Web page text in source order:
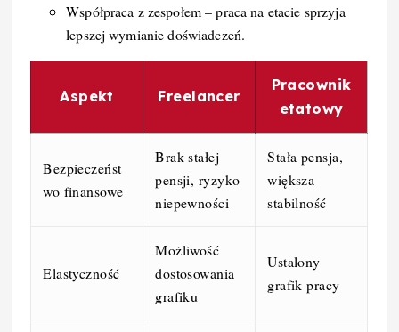
Współpraca z zespołem – praca na etacie sprzyja
lepszej wymianie doświadczeń.
Aspekt Freelancer
Pracownik
etatowy
Bezpieczeńst
wo finansowe
Brak stałej
pensji, ryzyko
niepewności
Stała pensja,
większa
stabilność
Elastyczność
Możliwość
dostosowania
grafiku
Ustalony
grafik pracy